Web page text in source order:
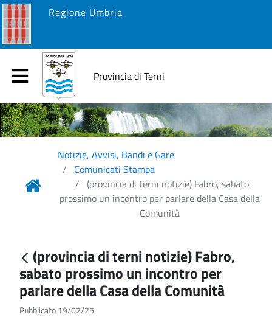
Regione Umbria
Provincia di Terni
Notizie, Avvisi, Bandi e Gare
Comunicati Stampa
(provincia di terni notizie) Fabro, sabato
prossimo un incontro per parlare della Casa della
Comunità
(provincia di terni notizie) Fabro,
sabato prossimo un incontro per
parlare della Casa della Comunità
Pubblicato 19/02/25